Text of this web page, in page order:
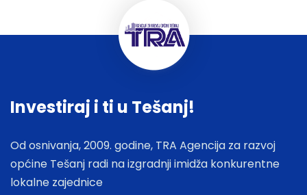
Investiraj i ti u Tešanj!
Od osnivanja, 2009. godine, TRA Agencija za razvoj
općine Tešanj radi na izgradnji imidža konkurentne
lokalne zajednice